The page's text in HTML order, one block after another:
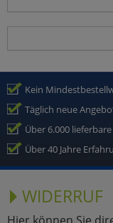
Kein
Täglich neue
Über 6.000
Über 40 Jahre
WIDERRUF